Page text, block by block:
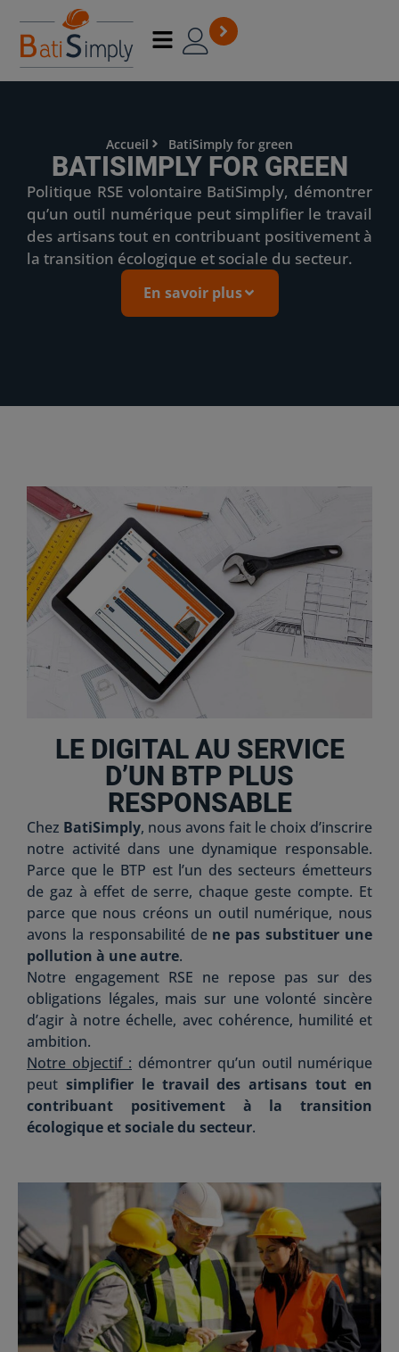
Accueil BatiSimply for green
BATISIMPLY FOR GREEN
Politique RSE volontaire BatiSimply, démontrer
qu’un outil numérique peut simplifier le travail
des artisans tout en contribuant positivement à
la transition écologique et sociale du secteur.
En savoir plus
LE DIGITAL AU SERVICE
D’UN BTP PLUS
RESPONSABLE
Chez BatiSimply, nous avons fait le choix d’inscrire
notre activité dans une dynamique responsable.
Parce que le BTP est l’un des secteurs émetteurs
de gaz à effet de serre, chaque geste compte. Et
parce que nous créons un outil numérique, nous
avons la responsabilité de ne pas substituer une
pollution à une autre.
Notre engagement RSE ne repose pas sur des
obligations légales, mais sur une volonté sincère
d’agir à notre échelle, avec cohérence, humilité et
ambition.
Notre objectif : démontrer qu’un outil numérique
peut simplifier le travail des artisans tout en
contribuant positivement à la transition
écologique et sociale du secteur.